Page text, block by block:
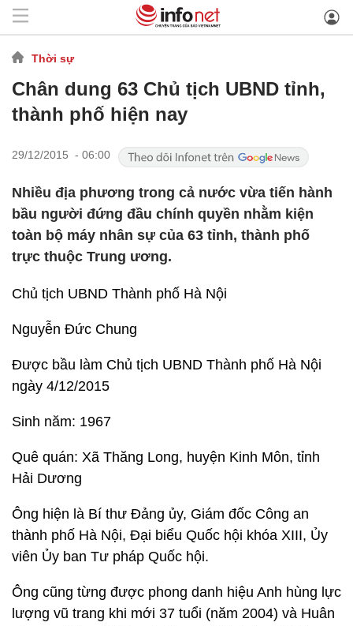
Thời sự
Chân dung 63 Chủ tịch UBND tỉnh,
thành phố hiện nay
29/12/2015 - 06:00
Nhiều địa phương trong cả nước vừa tiến hành
bầu người đứng đầu chính quyền nhằm kiện
toàn bộ máy nhân sự của 63 tỉnh, thành phố
trực thuộc Trung ương.
Chủ tịch UBND Thành phố Hà Nội
Nguyễn Đức Chung
Được bầu làm Chủ tịch UBND Thành phố Hà Nội
ngày 4/12/2015
Sinh năm: 1967
Quê quán: Xã Thăng Long, huyện Kinh Môn, tỉnh
Hải Dương
Ông ​hiện là Bí thư Đảng ủy, Giám đốc Công an
thành phố Hà Nội, Đại biểu Quốc hội khóa XIII, Ủy
viên Ủy ban Tư pháp Quốc hội.
Ông cũng từng được phong danh hiệu Anh hùng lực
lượng vũ trang khi mới 37 tuổi (năm 2004) và Huân